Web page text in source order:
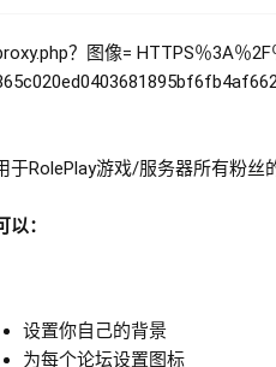
于RolePlay游戏/服务器所有粉丝
以：
设置你自己的背景
为每个论坛设置图标